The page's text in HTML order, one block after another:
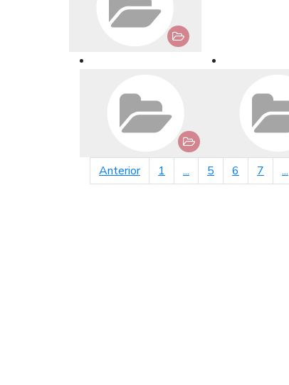
Anteriorpágina anterior
1 ... 5 6 7 ...